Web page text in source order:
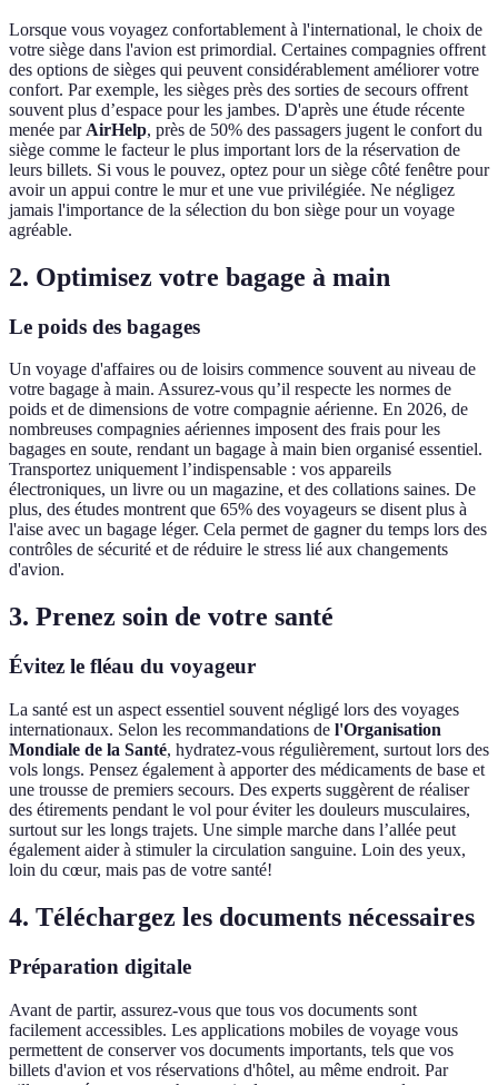
Lorsque vous voyagez confortablement à l'international, le choix de
votre siège dans l'avion est primordial. Certaines compagnies offrent
des options de sièges qui peuvent considérablement améliorer votre
confort. Par exemple, les sièges près des sorties de secours offrent
souvent plus d’espace pour les jambes. D'après une étude récente
menée par AirHelp, près de 50% des passagers jugent le confort du
siège comme le facteur le plus important lors de la réservation de
leurs billets. Si vous le pouvez, optez pour un siège côté fenêtre pour
avoir un appui contre le mur et une vue privilégiée. Ne négligez
jamais l'importance de la sélection du bon siège pour un voyage
agréable.
2. Optimisez votre bagage à main
Le poids des bagages
Un voyage d'affaires ou de loisirs commence souvent au niveau de
votre bagage à main. Assurez-vous qu’il respecte les normes de
poids et de dimensions de votre compagnie aérienne. En 2026, de
nombreuses compagnies aériennes imposent des frais pour les
bagages en soute, rendant un bagage à main bien organisé essentiel.
Transportez uniquement l’indispensable : vos appareils
électroniques, un livre ou un magazine, et des collations saines. De
plus, des études montrent que 65% des voyageurs se disent plus à
l'aise avec un bagage léger. Cela permet de gagner du temps lors des
contrôles de sécurité et de réduire le stress lié aux changements
d'avion.
3. Prenez soin de votre santé
Évitez le fléau du voyageur
La santé est un aspect essentiel souvent négligé lors des voyages
internationaux. Selon les recommandations de l'Organisation
Mondiale de la Santé, hydratez-vous régulièrement, surtout lors des
vols longs. Pensez également à apporter des médicaments de base et
une trousse de premiers secours. Des experts suggèrent de réaliser
des étirements pendant le vol pour éviter les douleurs musculaires,
surtout sur les longs trajets. Une simple marche dans l’allée peut
également aider à stimuler la circulation sanguine. Loin des yeux,
loin du cœur, mais pas de votre santé!
4. Téléchargez les documents nécessaires
Préparation digitale
Avant de partir, assurez-vous que tous vos documents sont
facilement accessibles. Les applications mobiles de voyage vous
permettent de conserver vos documents importants, tels que vos
billets d'avion et vos réservations d'hôtel, au même endroit. Par